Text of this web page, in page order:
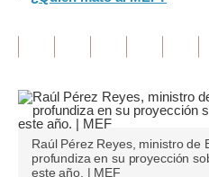
Tendencias
Viajes
Raúl Pérez Reyes, ministro de
profundiza en su proyección
este año. | MEF